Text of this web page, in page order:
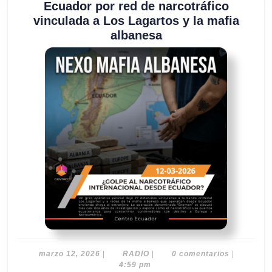
Ecuador por red de narcotráfico
vinculada a Los Lagartos y la mafia
albanesaOperación
Bremen:
27
detenidos
en
Ecuador
por
red
de
narcotráfico
vinculada
a
Los
Lagartos
y
marzo 12, 2026 marzoRADIO RADIO0 comentarios
4:59 pm